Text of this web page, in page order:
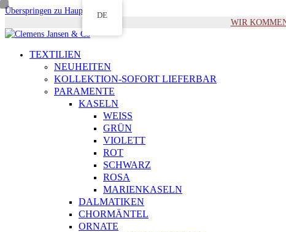
Überspringen zu Hauptinhalt
WIR
TEXTILIEN
NEUHEITEN
KOLLEKTION-SOFORT LIEFERBAR
PARAMENTE
KASELN
WEISS
GRÜN
VIOLETT
ROT
SCHWARZ
ROSA
MARIENKASELN
DALMATIKEN
CHORMÄNTEL
ORNATE
DE